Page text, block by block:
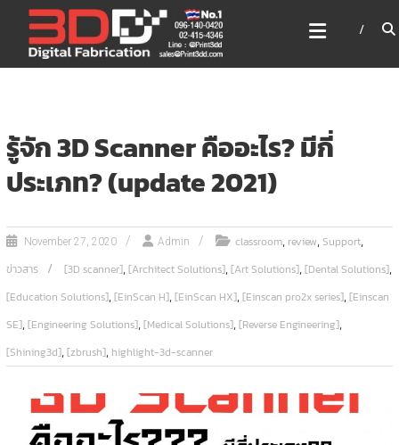
content
3DD DIGITAL FABRICATION
เครื่องพิมพ์3มิติ สแกนเนอร์
เลเซอร์
รู้จัก 3D Scanner คืออะไร? มีกี่
ประเภท? (update 2021)
November 27, 2020 Admin classroom, review,Support,
ข่าวสาร [3D scanner],[Architect Solutions],[Art Solutions],[Dental Solutions],
[Education Solutions],[EinScan H],[EinScan HX],[Einscan pro2x series],[Einscan
SE],[Engineering Solutions],[Medical Solutions],[Reverse Engineering],
[Shining3d],[zbrush], highlight-3d-scanner